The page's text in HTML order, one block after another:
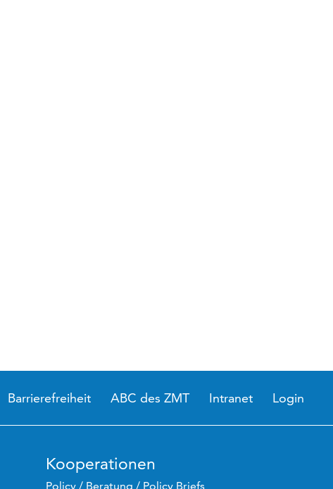
Barrierefreiheit ABC des ZMT Intranet Login
Kooperationen
Policy / Beratung / Policy Briefs